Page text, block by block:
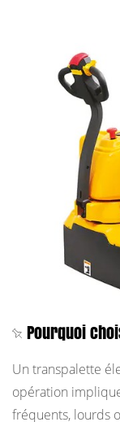
Pourquoi
Un transpalette
opération
fréquents, lourds